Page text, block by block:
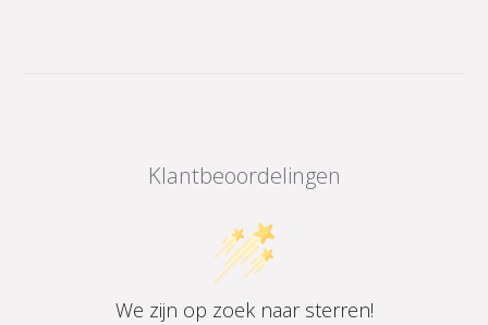
Klantbeoordelingen
We zijn op zoek naar sterren!